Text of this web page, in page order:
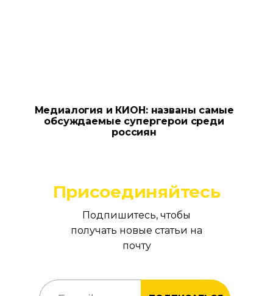
Медиалогия и КИОН: названы самые
обсуждаемые супергерои среди
россиян
Присоединяйтесь
Подпишитесь, чтобы
получать новые статьи на
почту